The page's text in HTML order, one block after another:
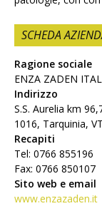
SCHEDA
Ragione sociale
ENZA ZADEN
Indirizzo
S.S. Aurelia km
1016, Tarquinia, VT
Recapiti
Tel: 0766 855196
Fax: 0766 850107
Sito web e email
www.enzazaden.it